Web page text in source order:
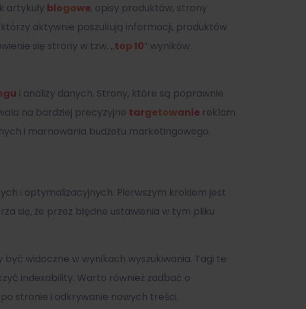
artykuły blogowe, opisy produktów, strony
aktywnie poszukują informacji, produktów
się strony w tzw. „top 10” wyników
i analizy danych. Strony, które są poprawnie
na bardziej precyzyjne targetowanie reklam
i marnowania budżetu marketingowego.
i optymalizacyjnych. Pierwszym krokiem jest
się, że przez błędne ustawienia w tym pliku
widoczne w wynikach wyszukiwania. Tagi te
indexability. Warto również zadbać o
stronie i odkrywanie nowych treści.